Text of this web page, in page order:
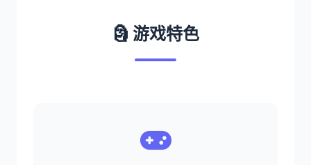
🗿 游戏特色